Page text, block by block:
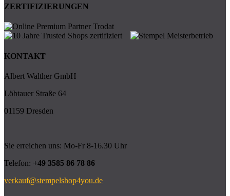
ZERTIFIZIERUNGEN
KONTAKT
Albert Walther GmbH
Löbtauer Straße 64
01159 Dresden
Sie erreichen uns: Mo-Fr 8-16.30 Uhr
Telefon: +49 3585 86 78 86
verkauf@stempelshop4you.de